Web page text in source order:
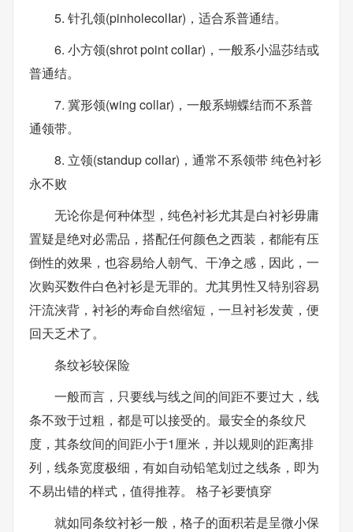
5. 针孔领(pinholecolIar)，适合系普通结。
6. 小方领(shrot point coIlar)，一般系小温莎结或
普通结。
7. 冀形领(wing collar)，一般系蝴蝶结而不系普
通领带。
8. 立领(standup collar)，通常不系领带 纯色衬衫
永不败
无论你是何种体型，纯色衬衫尤其是白衬衫毋庸
置疑是绝对必需品，搭配任何颜色之西装，都能有压
倒性的效果，也容易给人朝气、干净之感，因此，一
次购买数件白色衬衫是无罪的。尤其男性又特别容易
汗流浃背，衬衫的寿命自然缩短，一旦衬衫发黄，便
回天乏术了。
条纹衫较保险
一般而言，只要线与线之间的间距不要过大，线
条不致于过粗，都是可以接受的。最安全的条纹尺
度，其条纹间的间距小于1厘米，并以规则的距离排
列，线条宽度极细，有如自动铅笔划过之线条，即为
不易出错的样式，值得推荐。 格子衫要慎穿
就如同条纹衬衫一般，格子的面积若是呈微小保